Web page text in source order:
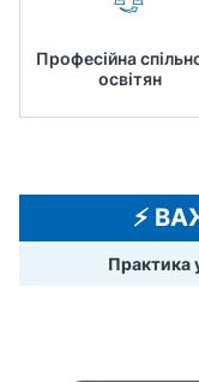
Професійна
освітян
⚡️
Практика